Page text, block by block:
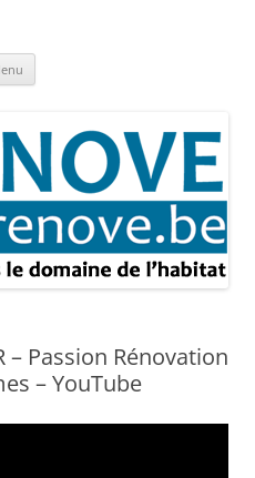
– Passion Rénovation
– YouTube